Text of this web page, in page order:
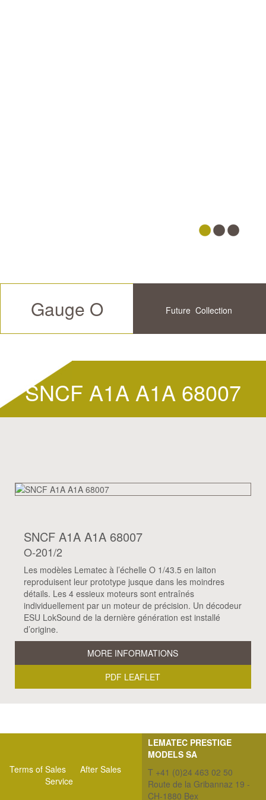
Gauge O Future Collection
SNCF A1A A1A 68007
SNCF A1A A1A 68007
O-201/2
Les modèles Lematec à l’échelle O 1/43.5 en laiton
reproduisent leur prototype jusque dans les moindres
détails. Les 4 essieux moteurs sont entraînés
individuellement par un moteur de précision. Un décodeur
ESU LokSound de la dernière génération est installé
d’origine.
MORE INFORMATIONS
PDF LEAFLET
Terms of Sales
After Sales
Service
LEMATEC PRESTIGE
MODELS SA
T +41 (0)24 463 02 50
Route de la Gribannaz 19 -
CH-1880 Bex